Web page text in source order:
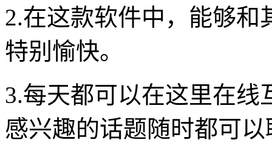
2.在这款软件中，能够
特别愉快。
3.每天都可以在这里在
感兴趣的话题随时都可以